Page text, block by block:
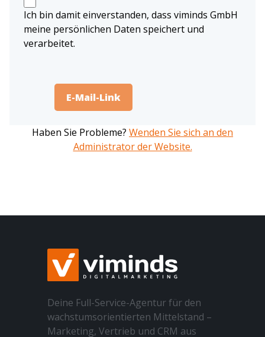
Ich bin damit einverstanden, dass viminds GmbH
meine persönlichen Daten speichert und
verarbeitet.
Haben Sie Probleme? Wenden Sie sich an den
Administrator der Website.
Deine Full-Service-Agentur für den
wachstumsorientierten Mittelstand –
Marketing, Vertrieb und CRM aus